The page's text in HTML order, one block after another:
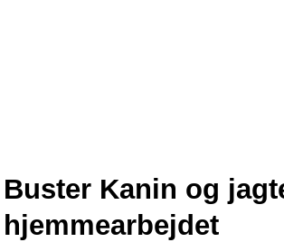
Buster Kanin og
hjemmearbejdet